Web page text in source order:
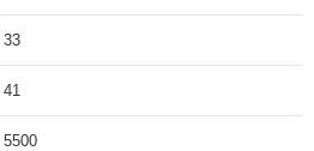
33
41
5500